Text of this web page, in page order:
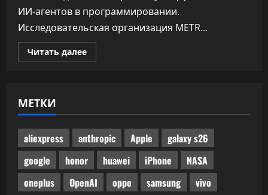
ИИ-агентов в программировании.
Исследовательская организация METR...
Читать далееПрочитать
больше
не
прошла
ручного
код-
ревью
МЕТКИ
aliexpress anthropic Apple
galaxy s26
google
honor huawei iPhone
NASA
oneplus
OpenAI oppo samsung
vivo